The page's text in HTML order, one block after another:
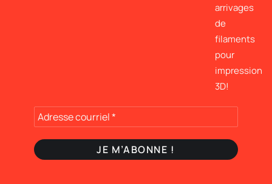
arrivages
de
filaments
pour
impression
3D!